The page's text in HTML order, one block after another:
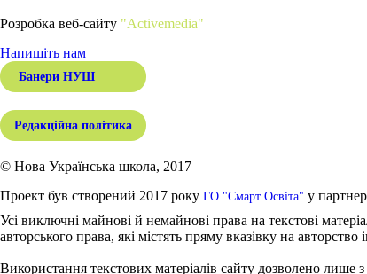
Розробка веб-сайту "Activemedia"
Напишіть нам
Банери НУШ
Редакційна політика
© Нова Українська школа, 2017
Проект був створений 2017 року ГО "Смарт Освіта" у
Усі виключні майнові й немайнові права на текстові
авторського права, які містять пряму вказівку на авторство
Використання текстових матеріалів сайту дозволено